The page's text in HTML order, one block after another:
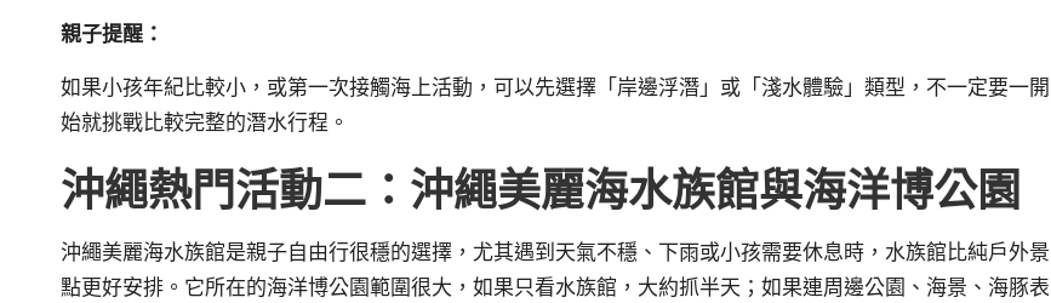
親子提醒：
如果小孩年紀比較小，或第一次接觸海上活動，可以先選擇「岸邊浮潛」或「淺水體驗」類型，不一定要一開
始就挑戰比較完整的潛水行程。
沖繩熱門活動二：沖繩美麗海水族館與海洋博公園
沖繩美麗海水族館是親子自由行很穩的選擇，尤其遇到天氣不穩、下雨或小孩需要休息時，水族館比純戶外景
點更好安排。它所在的海洋博公園範圍很大，如果只看水族館，大約抓半天；如果連周邊公園、海景、海豚表